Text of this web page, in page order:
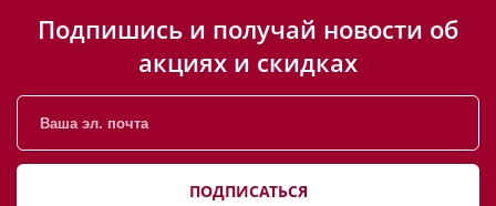
Подпишись и получай новости об
акциях и скидках
ПОДПИСАТЬСЯ